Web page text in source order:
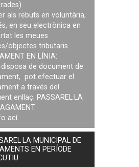
als rebuts en voluntària,
en seu electrònica en
les meues
objectes tributaris.
EN LÍNIA:
disposa de document de
pot efectuar el
a través del
enllaç: PASSAREL·LA
ací.
MUNICIPAL DE
EN PERÍODE